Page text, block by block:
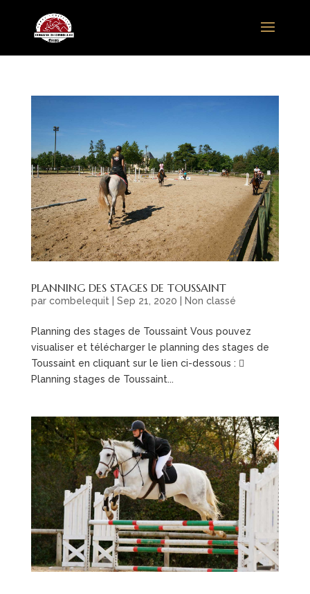
PLANNING DES STAGES DE TOUSSAINT
par combelequit| Sep 21, 2020 Non classé
Planning des stages de Toussaint Vous pouvez
visualiser et télécharger le planning des stages de
Toussaint en cliquant sur le lien ci-dessous : 
Planning stages de Toussaint...